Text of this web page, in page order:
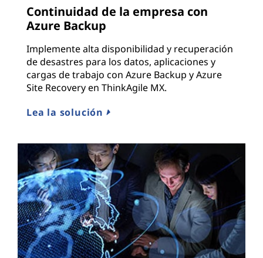
Continuidad de la empresa con
Azure Backup
Implemente alta disponibilidad y recuperación
de desastres para los datos, aplicaciones y
cargas de trabajo con Azure Backup y Azure
Site Recovery en ThinkAgile MX.
Lea la solución